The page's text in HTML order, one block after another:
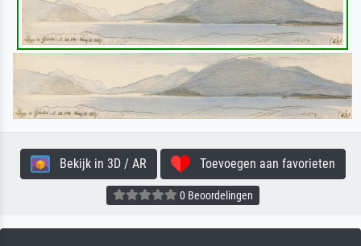
Bekijk in 3D / AR Toevoegen aan favorieten
0 Beoordelingen